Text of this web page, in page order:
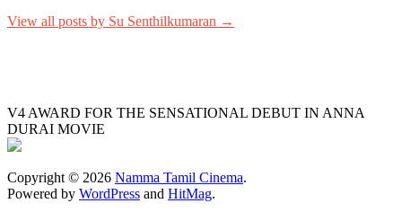
View all posts by Su Senthilkumaran →
V4 AWARD FOR THE SENSATIONAL DEBUT IN ANNA
DURAI MOVIE
Copyright © 2026 Namma Tamil Cinema.
Powered by WordPress and HitMag.